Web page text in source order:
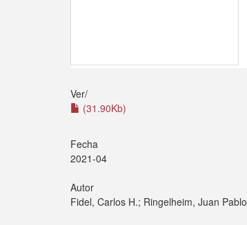
Ver/
(31.90Kb)
Fecha
2021-04
Autor
Fidel, Carlos H.; Ringelheim, Juan Pablo